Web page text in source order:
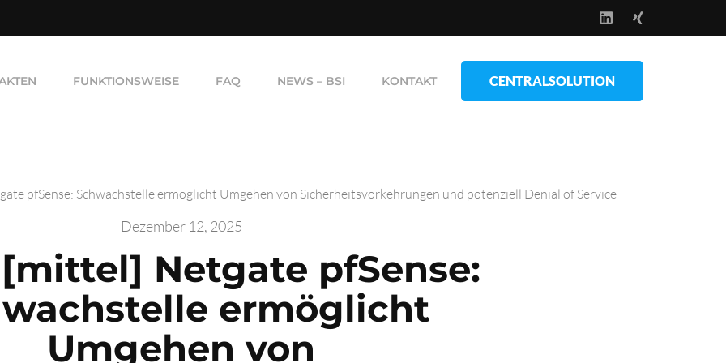
FUNKTIONSWEISE FAQ NEWS – BSI KONTAKT CENTRALSOLUTION
pfSense: Schwachstelle ermöglicht Umgehen von Sicherheitsvorkehrungen und potenziell Denial of Service
Dezember 12, 2025
Netgate pfSense:
ermöglicht
Umgehen von